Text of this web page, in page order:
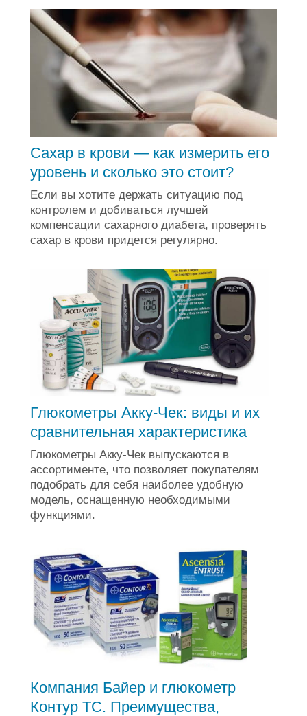
Сахар в крови — как измерить его
уровень и сколько это стоит?
Если вы хотите держать ситуацию под
контролем и добиваться лучшей
компенсации сахарного диабета, проверять
сахар в крови придется регулярно.
Глюкометры Акку-Чек: виды и их
сравнительная характеристика
Глюкометры Акку-Чек выпускаются в
ассортименте, что позволяет покупателям
подобрать для себя наиболее удобную
модель, оснащенную необходимыми
функциями.
Компания Байер и глюкометр
Контур ТС. Преимущества,